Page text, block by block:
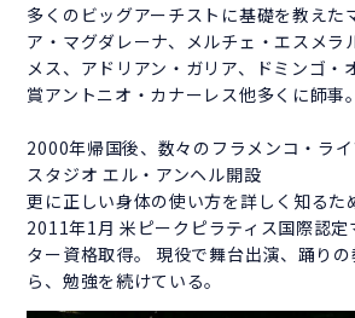
多くのビッグアーチストに基礎を教えた
ア・マグダレーナ、メルチェ・エスメラ
メス、アドリアン・ガリア、ドミンゴ・
賞アントニオ・カナーレス他多くに師事。
2000年帰国後、数々のフラメンコ・ライ
スタジオ エル・アンヘル開設
更に正しい身体の使い方を詳しく知るた
2011年1月 米ピークピラティス国際認定
ター資格取得。 現役で舞台出演、踊り
ら、勉強を続けている。